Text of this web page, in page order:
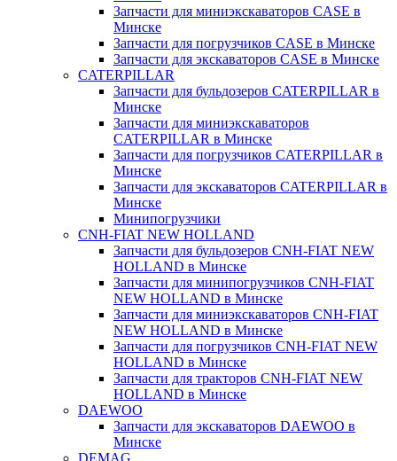
Запчасти для миниэкскаваторов CASE в
Минске
Запчасти для погрузчиков CASE в Минске
Запчасти для экскаваторов CASE в Минске
CATERPILLAR
Запчасти для бульдозеров CATERPILLAR в
Минске
Запчасти для миниэкскаваторов
CATERPILLAR в Минске
Запчасти для погрузчиков CATERPILLAR в
Минске
Запчасти для экскаваторов CATERPILLAR в
Минскe
Минипогрузчики
CNH-FIAT NEW HOLLAND
Запчасти для бульдозеров CNH-FIAT NEW
HOLLAND в Минске
Запчасти для минипогрузчиков CNH-FIAT
NEW HOLLAND в Минске
Запчасти для миниэкскаваторов CNH-FIAT
NEW HOLLAND в Минске
Запчасти для погрузчиков CNH-FIAT NEW
HOLLAND в Минске
Запчасти для тракторов CNH-FIAT NEW
HOLLAND в Минске
DAEWOO
Запчасти для экскаваторов DAEWOO в
Минске
DEMAG